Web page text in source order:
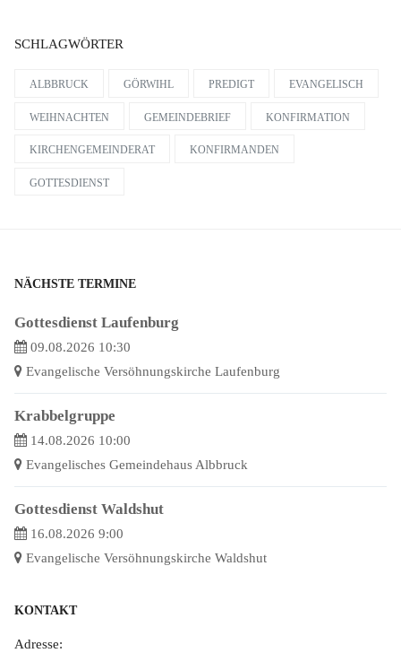
SCHLAGWÖRTER
ALBBRUCK GÖRWIHL PREDIGT EVANGELISCH
WEIHNACHTEN GEMEINDEBRIEF KONFIRMATION
KIRCHENGEMEINDERAT KONFIRMANDEN
GOTTESDIENST
NÄCHSTE TERMINE
Gottesdienst Laufenburg
09.08.2026 10:30
Evangelische Versöhnungskirche Laufenburg
Krabbelgruppe
14.08.2026 10:00
Evangelisches Gemeindehaus Albbruck
Gottesdienst Waldshut
16.08.2026 9:00
Evangelische Versöhnungskirche Waldshut
KONTAKT
Adresse: